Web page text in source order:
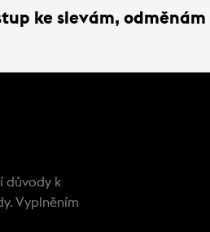
ke slevám,
důvody k
Vyplněním